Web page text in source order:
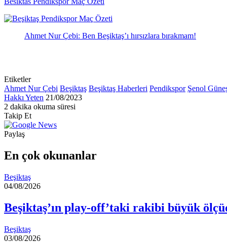
Ahmet Nur Çebi: Ben Beşiktaş’ı hırsızlara bırakmam!
Etiketler
Ahmet Nur Çebi Beşiktaş Beşiktaş Haberleri Pendikspor Şenol
Hakkı Yeten Bir
e-
göndermek
21/08/2023
2 dakika okuma süresi
Facebook
X
LinkedIn
Tumblr
Pinterest
Reddit
VKontakte
Odnoklassniki
Pocket
Takip Et
Paylaş
Posta
ile
En çok okunanlar
Beşiktaş
04/08/2026
Beşiktaş’ın play-off’taki rakibi büyük
Beşiktaş
03/08/2026